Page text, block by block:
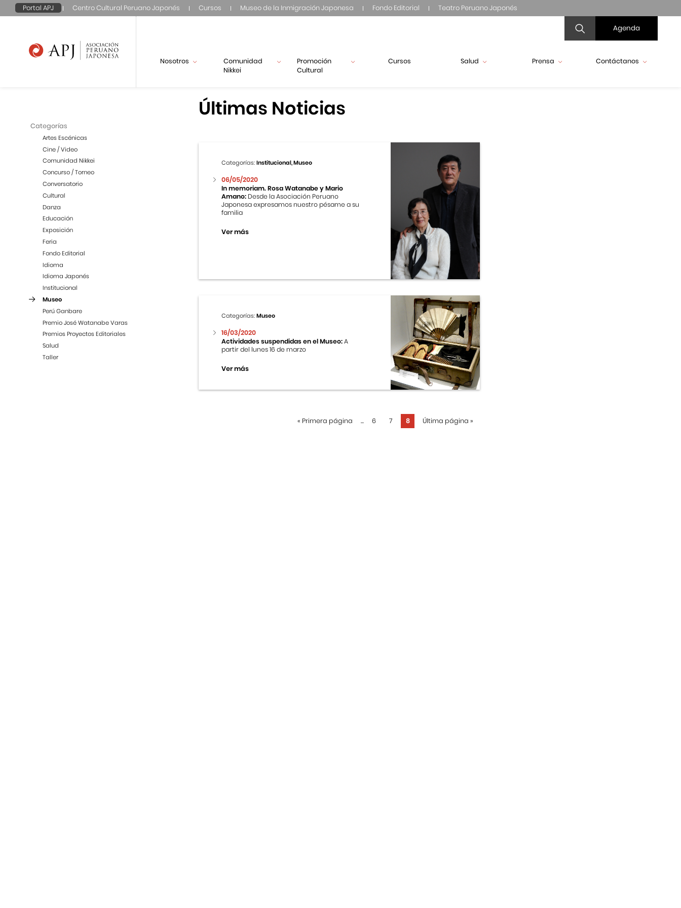
Portal APJ Centro Cultural Peruano Japonés Cursos Museo de la Inmigración Japonesa Fondo Editorial Teatro Peruano Japonés
Agenda
Nosotros
Comunidad
Nikkei
Promoción
Cultural
Cursos Salud Prensa Contáctanos
Categorías
Artes Escénicas
Cine / Video
Comunidad Nikkei
Concurso / Torneo
Conversatorio
Cultural
Danza
Educación
Exposición
Feria
Fondo Editorial
Idioma
Idioma Japonés
Institucional
Museo
Perú Ganbare
Premio José Watanabe Varas
Premios Proyectos Editoriales
Salud
Taller
Últimas Noticias
Categorías:Institucional, Museo
06/05/2020
In memoriam. Rosa Watanabe y Mario
Amano: Desde la Asociación Peruano
Japonesa expresamos nuestro pésame a su
familia
Ver más
Categorías:Museo
16/03/2020
Actividades suspendidas en el Museo:A
partir del lunes 16 de marzo
Ver más
« Primera página ... 6 7 8 Última página »